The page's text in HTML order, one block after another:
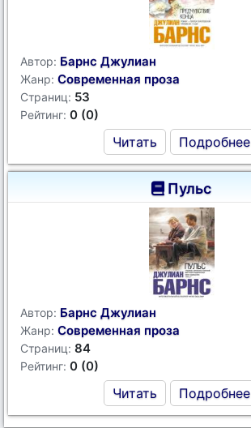
Автор: Барнс Джулиан
Жанр: Современная проза
Страниц: 53
Рейтинг: 0 (0)
Читать Подробнее
Пульс
Автор: Барнс Джулиан
Жанр: Современная проза
Страниц: 84
Рейтинг: 0 (0)
Читать Подробнее